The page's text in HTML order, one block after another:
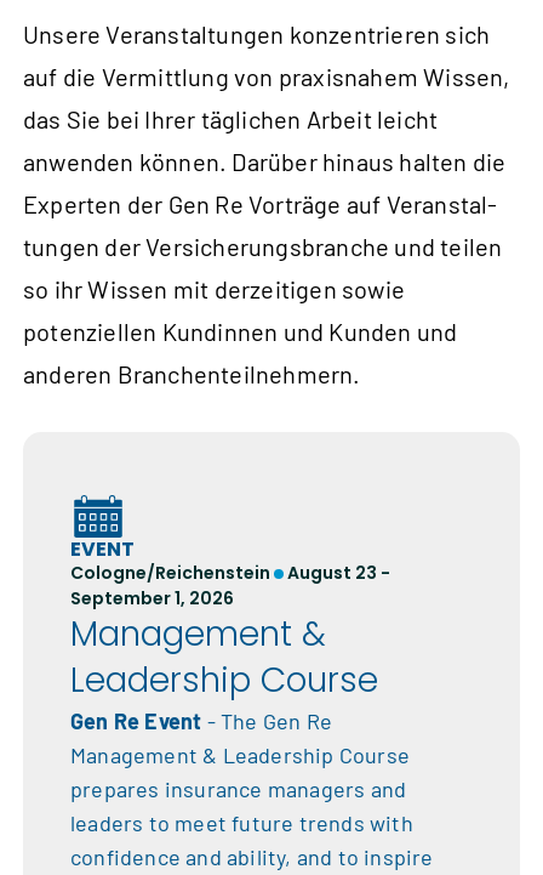
Unsere Veranstaltungen konzentrieren sich
auf die Vermittlung von praxisnahem Wissen,
das Sie bei Ihrer täglichen Arbeit leicht
anwenden können. Darüber hinaus halten die
Experten der Gen Re Vorträge auf Ver­anstal­
tungen der Versicherungs­branche und teilen
so ihr Wissen mit derzeitigen sowie
potenziellen Kundinnen und Kunden und
anderen Branchenteilnehmern.
EVENT
Cologne/Reichenstein
August 23 -
September 1, 2026
Management &
Leadership Course
Gen Re Event - The Gen Re
Management & Leadership Course
prepares insurance managers and
leaders to meet future trends with
confidence and ability, and to inspire